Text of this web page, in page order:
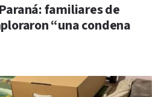
familiares de
“una condena